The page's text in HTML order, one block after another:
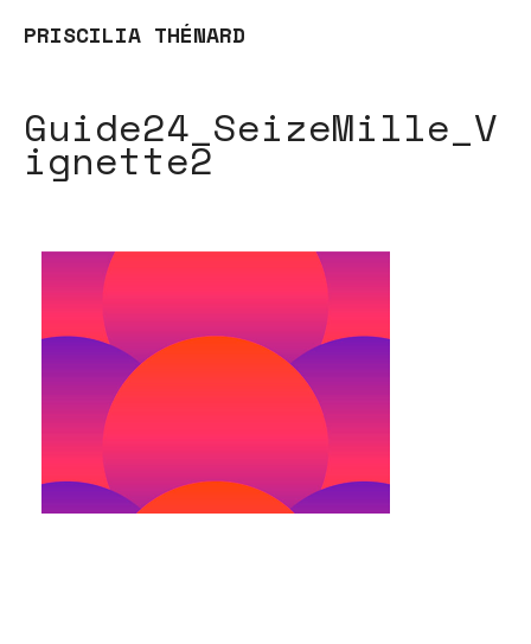
PRISCILIA THÉNARD
Guide24_SeizeMille_V
ignette2